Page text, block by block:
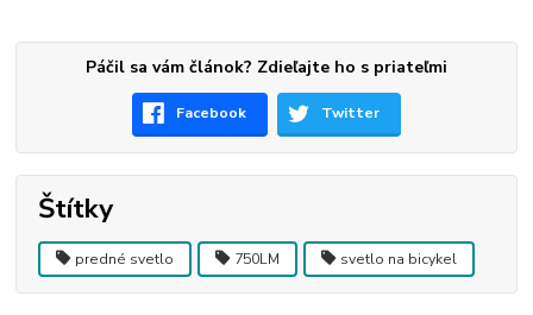
Páčil sa vám článok? Zdieľajte ho s priateľmi
Facebook Twitter
Štítky
predné svetlo 750LM svetlo na bicykel